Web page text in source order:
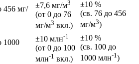
456 мг/
±7,6 мг/м3
(от 0 до 76
мг/м3 вкл.)
±10 %
(св. 76 до 456
мг/м3)
1000
±10 млн-1
(от 0 до 100
млн-1 вкл.)
±10 %
(св. 100 до
1000 млн-1 )